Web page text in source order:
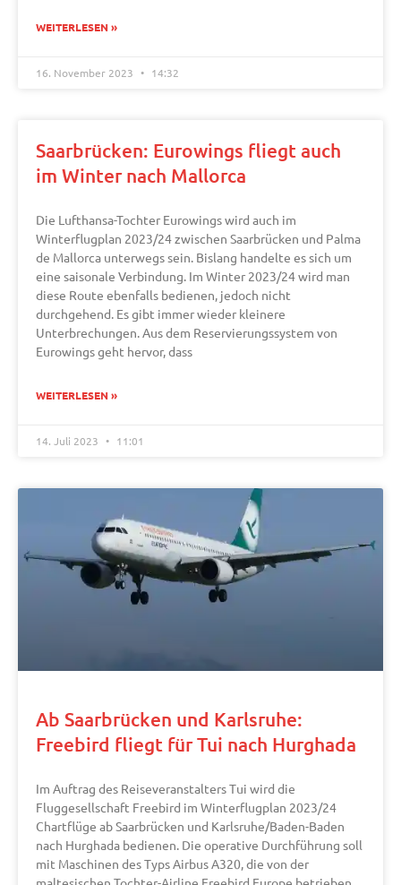
WEITERLESEN »
16. November 2023 14:32
Saarbrücken: Eurowings fliegt auch
im Winter nach Mallorca
Die Lufthansa-Tochter Eurowings wird auch im
Winterflugplan 2023/24 zwischen Saarbrücken und Palma
de Mallorca unterwegs sein. Bislang handelte es sich um
eine saisonale Verbindung. Im Winter 2023/24 wird man
diese Route ebenfalls bedienen, jedoch nicht
durchgehend. Es gibt immer wieder kleinere
Unterbrechungen. Aus dem Reservierungssystem von
Eurowings geht hervor, dass
WEITERLESEN »
14. Juli 2023 11:01
Ab Saarbrücken und Karlsruhe:
Freebird fliegt für Tui nach Hurghada
Im Auftrag des Reiseveranstalters Tui wird die
Fluggesellschaft Freebird im Winterflugplan 2023/24
Chartflüge ab Saarbrücken und Karlsruhe/Baden-Baden
nach Hurghada bedienen. Die operative Durchführung soll
mit Maschinen des Typs Airbus A320, die von der